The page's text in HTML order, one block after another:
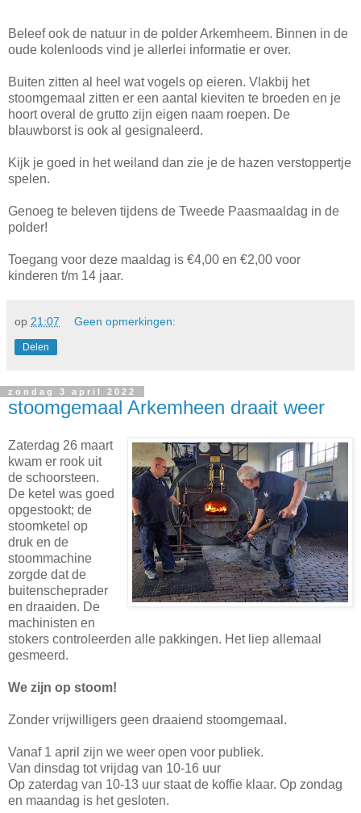
Beleef ook de natuur in de polder Arkemheem. Binnen in de
oude kolenloods vind je allerlei informatie er over.
Buiten zitten al heel wat vogels op eieren. Vlakbij het
stoomgemaal zitten er een aantal kieviten te broeden en je
hoort overal de grutto zijn eigen naam roepen. De
blauwborst is ook al gesignaleerd.
Kijk je goed in het weiland dan zie je de hazen verstoppertje
spelen.
Genoeg te beleven tijdens de Tweede Paasmaaldag in de
polder!
Toegang voor deze maaldag is €4,00 en €2,00 voor
kinderen t/m 14 jaar.
op 21:07 Geen opmerkingen:
Delen
zondag 3 april 2022
stoomgemaal Arkemheen draait weer
Zaterdag 26 maart
kwam er rook uit
de schoorsteen.
De ketel was goed
opgestookt; de
stoomketel op
druk en de
stoommachine
zorgde dat de
buitenscheprader
en draaiden. De
machinisten en
stokers controleerden alle pakkingen. Het liep allemaal
gesmeerd.
We zijn op stoom!
Zonder vrijwilligers geen draaiend stoomgemaal.
Vanaf 1 april zijn we weer open voor publiek.
Van dinsdag tot vrijdag van 10-16 uur
Op zaterdag van 10-13 uur staat de koffie klaar. Op zondag
en maandag is het gesloten.